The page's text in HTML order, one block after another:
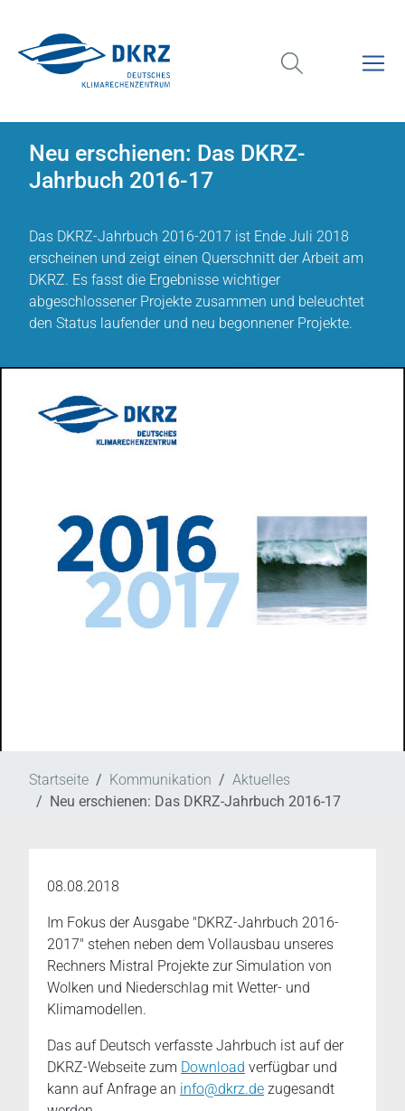
Neu erschienen: Das DKRZ-
Jahrbuch 2016-17
Das DKRZ-Jahrbuch 2016-2017 ist Ende Juli 2018
erscheinen und zeigt einen Querschnitt der Arbeit am
DKRZ. Es fasst die Ergebnisse wichtiger
abgeschlossener Projekte zusammen und beleuchtet
den Status laufender und neu begonnener Projekte.
Startseite Kommunikation
Aktuelles
Neu erschienen: Das DKRZ-Jahrbuch 2016-17
08.08.2018
Im Fokus der Ausgabe "DKRZ-Jahrbuch 2016-
2017" stehen neben dem Vollausbau unseres
Rechners Mistral Projekte zur Simulation von
Wolken und Niederschlag mit Wetter- und
Klimamodellen.
Das auf Deutsch verfasste Jahrbuch ist auf der
DKRZ-Webseite zum Download verfügbar und
kann auf Anfrage an info@dkrz.de zugesandt